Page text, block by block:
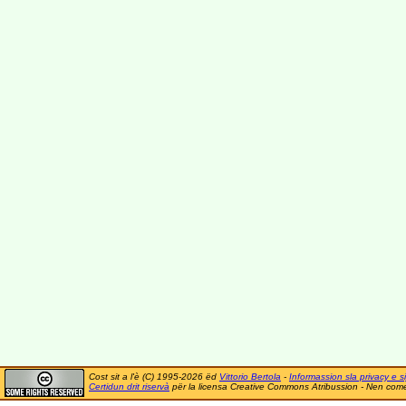
Cost sit a l'è (C) 1995-2026 ëd Vittorio Bertola - Informassion sla privacy e
Certidun drit riservà për la licensa Creative Commons Atribussion - Nen